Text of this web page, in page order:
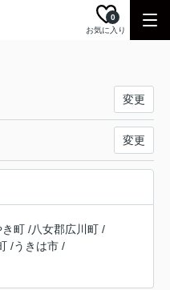
お気に入り
0
変更
変更
き町 /八女郡広川町 /
/うきは市 /